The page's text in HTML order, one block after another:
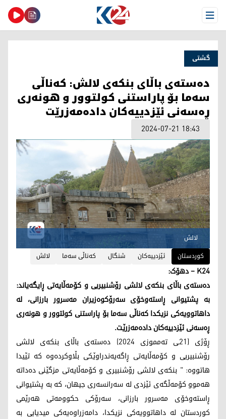
Open Menu
گشتی
دەستەی باڵای بنکەی لالش: کەناڵی
سەما بۆ پاراستنی کولتوور و هونەری
ڕەسەنی ئێزدییەکان دادەمەزرێت
2024-07-21 18:43
لالش
کوردستان
ئێزدییه‌كان شنگال کەناڵی سەما لالش
K24 – دهۆک:
دەستەی باڵای بنکەی لالشی رۆشنبیریی و کۆمەڵایەتی ڕایگەیاند:
بە پشتیوانی ڕاستەوخۆی سەرۆکوەزیران مەسرور بارزانی، لە
داهاتوویەکی نزیکدا کەناڵی سەما بۆ پاراستنی کولتوور و هونەری
ڕەسەنی ئێزدییەکان دادەمەزرێت.
ڕۆژی (21ـی تەمموزی 2024) دەستەی باڵای بنکەی لالشی
رۆشنبیریی و کۆمەڵایەتی ڕاگەیەندراوێکی بڵاوکردەوە کە تێیدا
هاتووە: " بنکەی لالشی رۆشنبیری و کۆمەڵایەتی مزگێنی دەداتە
هەموو کۆمەڵگەی ئێزدی لە سەرانسەری جیهان، کە بە پشتیوانی
ڕاستەوخۆی مەسرور بارزانی، سەرۆکی حکوومەتی هەرێمی
کوردستان لە داهاتوویەکی نزیکدا، دامەزراوەیەکی میدیایی بە